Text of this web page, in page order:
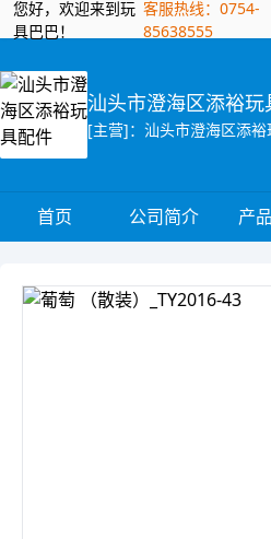
您好，欢迎来到玩
具巴巴！
客服热线：0754-
85638555
汕头市澄海区添裕玩
首页 公司简介 产